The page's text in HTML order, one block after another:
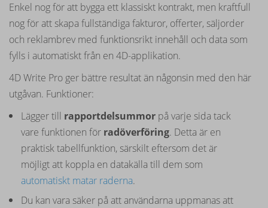
Enkel nog för att bygga ett klassiskt kontrakt, men kraftfull
nog för att skapa fullständiga fakturor, offerter, säljorder
och reklambrev med funktionsrikt innehåll och data som
fylls i automatiskt från en 4D-applikation.
4D Write Pro ger bättre resultat än någonsin med den här
utgåvan. Funktioner:
Lägger till rapportdelsummor på varje sida tack
vare funktionen för radöverföring. Detta är en
praktisk tabellfunktion, särskilt eftersom det är
möjligt att koppla en datakälla till dem som
automatiskt matar raderna.
Du kan vara säker på att användarna uppmanas att